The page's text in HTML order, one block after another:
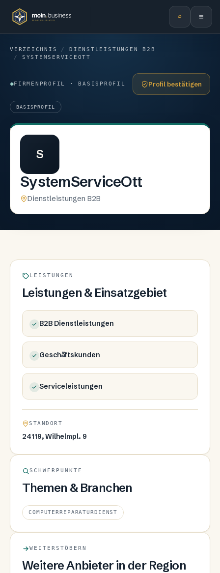
⌕ ≡
VERZEICHNIS /
DIENSTLEISTUNGEN B2B
/
SYSTEMSERVICEOTT
FIRMENPROFIL · BASISPROFIL Profil bestätigen
BASISPROFIL
S
SystemServiceOtt
Dienstleistungen B2B
LEISTUNGEN
Leistungen & Einsatzgebiet
B2B Dienstleistungen
Geschäftskunden
Serviceleistungen
STANDORT
24119, Wilhelmpl. 9
SCHWERPUNKTE
Themen & Branchen
COMPUTERREPARATURDIENST
WEITERSTÖBERN
Weitere Anbieter in der Region